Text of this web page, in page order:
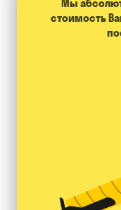
Мы
стоимость